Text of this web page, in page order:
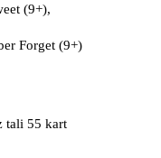
(9+),
Forget (9+)
tali 55 kart